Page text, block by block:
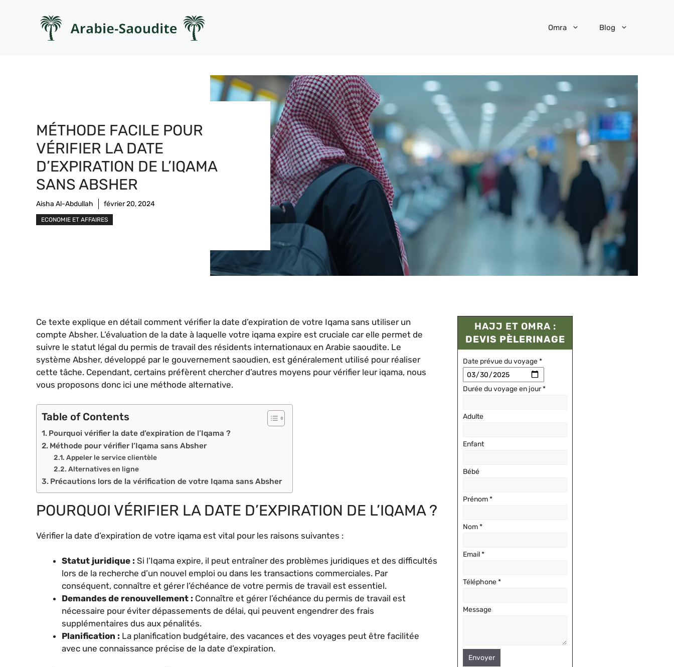
Omra Blog
MÉTHODE FACILE POUR
VÉRIFIER LA DATE
D’EXPIRATION DE L’IQAMA
SANS ABSHER
Aisha Al-Abdullah février 20, 2024
ECONOMIE ET AFFAIRES
Ce texte explique en détail comment vérifier la date d’expiration de votre Iqama sans utiliser un
compte Absher. L’évaluation de la date à laquelle votre iqama expire est cruciale car elle permet de
suivre le statut légal du permis de travail des résidents internationaux en Arabie saoudite. Le
système Absher, développé par le gouvernement saoudien, est généralement utilisé pour réaliser
cette tâche. Cependant, certains préfèrent chercher d’autres moyens pour vérifier leur iqama, nous
vous proposons donc ici une méthode alternative.
Table of Contents
Pourquoi vérifier la date d’expiration de l’Iqama ?
Méthode pour vérifier l’Iqama sans Absher
Appeler le service clientèle
Alternatives en ligne
Précautions lors de la vérification de votre Iqama sans Absher
POURQUOI VÉRIFIER LA DATE D’EXPIRATION DE L’IQAMA ?
Vérifier la date d’expiration de votre iqama est vital pour les raisons suivantes :
Statut juridique : Si l’Iqama expire, il peut entraîner des problèmes juridiques et des difficultés
lors de la recherche d’un nouvel emploi ou dans les transactions commerciales. Par
conséquent, connaître et gérer l’échéance de votre permis de travail est essentiel.
Demandes de renouvellement : Connaître et gérer l’échéance du permis de travail est
nécessaire pour éviter dépassements de délai, qui peuvent engendrer des frais
supplémentaires dus aux pénalités.
Planification : La planification budgétaire, des vacances et des voyages peut être facilitée
avec une connaissance précise de la date d’expiration.
HAJJ ET OMRA :
DEVIS PÈLERINAGE
Date prévue du voyage*
Durée du voyage en jour*
Adulte
Enfant
Bébé
Prénom*
Nom*
Email*
Téléphone*
Message
Envoyer